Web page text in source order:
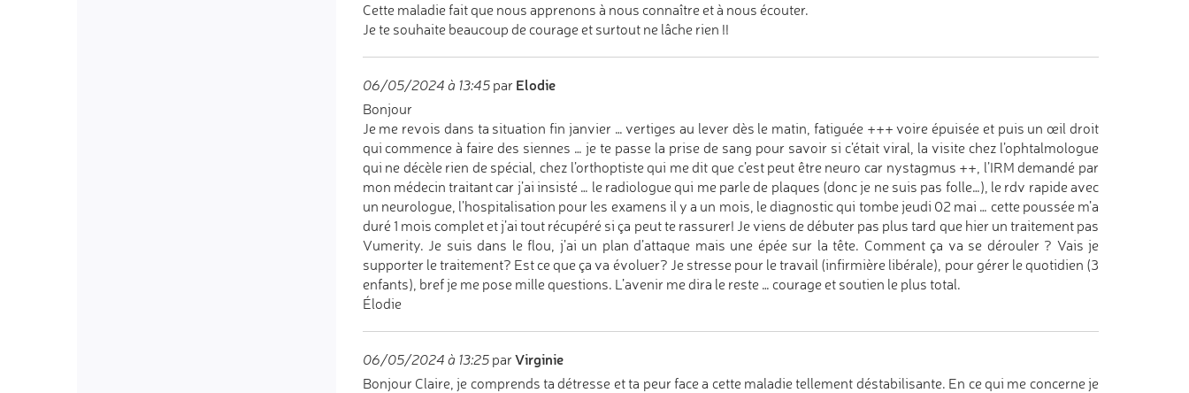
Cette maladie fait que nous apprenons à nous connaître et à nous écouter.
Je te souhaite beaucoup de courage et surtout ne lâche rien !!
06/05/2024 à 13:45par Elodie
Bonjour
Je me revois dans ta situation fin janvier … vertiges au lever dès le matin, fatiguée +++ voire épuisée et puis un œil droit
qui commence à faire des siennes … je te passe la prise de sang pour savoir si c’était viral, la visite chez l’ophtalmologue
qui ne décèle rien de spécial, chez l’orthoptiste qui me dit que c’est peut être neuro car nystagmus ++, l’IRM demandé par
mon médecin traitant car j’ai insisté … le radiologue qui me parle de plaques (donc je ne suis pas folle…), le rdv rapide avec
un neurologue, l’hospitalisation pour les examens il y a un mois, le diagnostic qui tombe jeudi 02 mai … cette poussée m’a
duré 1 mois complet et j’ai tout récupéré si ça peut te rassurer! Je viens de débuter pas plus tard que hier un traitement pas
Vumerity. Je suis dans le flou, j’ai un plan d’attaque mais une épée sur la tête. Comment ça va se dérouler ? Vais je
supporter le traitement? Est ce que ça va évoluer? Je stresse pour le travail (infirmière libérale), pour gérer le quotidien (3
enfants), bref je me pose mille questions. L’avenir me dira le reste … courage et soutien le plus total.
Élodie
06/05/2024 à 13:25par Virginie
Bonjour Claire, je comprends ta détresse et ta peur face a cette maladie tellement déstabilisante. En ce qui me concerne je